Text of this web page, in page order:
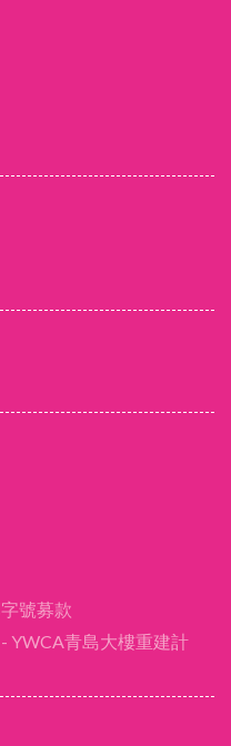
號募款
YWCA青島大樓重建計